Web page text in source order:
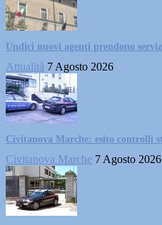
Undici nuovi agenti prendono
Attualità 7 Agosto 2026
Civitanova Marche: esito controlli
Civitanova Marche 7 Agosto 2026